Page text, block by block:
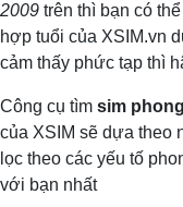
2009 trên thì bạn có
hợp tuổi của XSIM.vn
cảm thấy phức tạp thì
Công cụ tìm sim
của XSIM sẽ dựa theo
lọc theo các yếu tố
với bạn nhất